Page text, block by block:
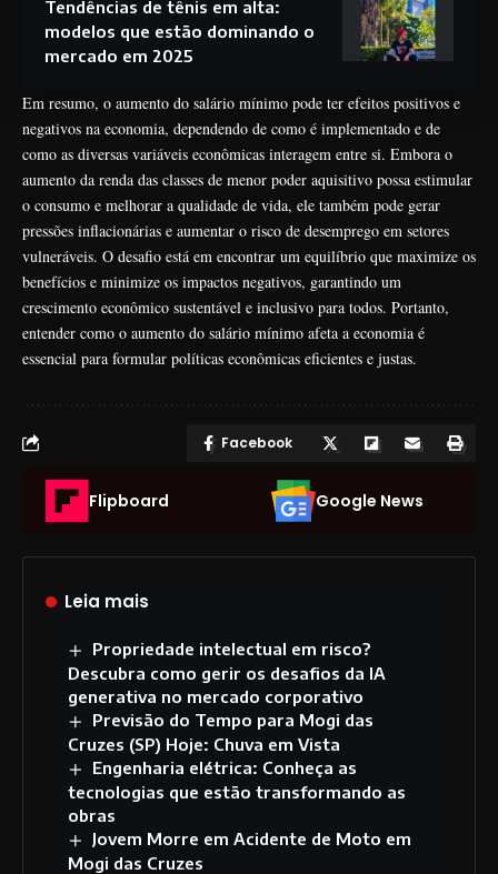
Tendências de tênis em alta:
modelos que estão dominando o
mercado em 2025
Em resumo, o aumento do salário mínimo pode ter efeitos positivos e
negativos na economia, dependendo de como é implementado e de
como as diversas variáveis econômicas interagem entre si. Embora o
aumento da renda das classes de menor poder aquisitivo possa estimular
o consumo e melhorar a qualidade de vida, ele também pode gerar
pressões inflacionárias e aumentar o risco de desemprego em setores
vulneráveis. O desafio está em encontrar um equilíbrio que maximize os
benefícios e minimize os impactos negativos, garantindo um
crescimento econômico sustentável e inclusivo para todos. Portanto,
entender como o aumento do salário mínimo afeta a economia é
essencial para formular políticas econômicas eficientes e justas.
Facebook
Flipboard Google News
Leia mais
Propriedade intelectual em risco?
Descubra como gerir os desafios da IA
generativa no mercado corporativo
Previsão do Tempo para Mogi das
Cruzes (SP) Hoje: Chuva em Vista
Engenharia elétrica: Conheça as
tecnologias que estão transformando as
obras
Jovem Morre em Acidente de Moto em
Mogi das Cruzes